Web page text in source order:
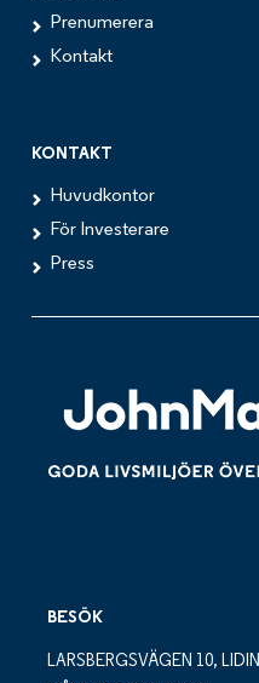
Prenumerera
Kontakt
KONTAKT
Huvudkontor
För Investerare
Press
BESÖK
LARSBERGSVÄGEN 10,